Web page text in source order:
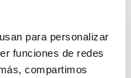
para personalizar
funciones de redes
compartimos